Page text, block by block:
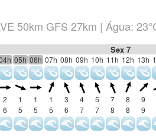
50km GFS 27km | Água:
Sex 7
05h 06h 07h 08h 09h 10h 11h 12h 13h
2 1 1 1 3 4 5 7 8 9
6 5 5 5 6 7 7 8 8 9